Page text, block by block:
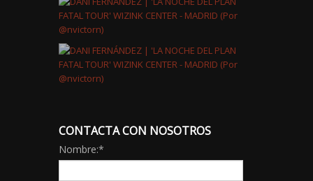
CONTACTA CON NOSOTROS
Nombre:*